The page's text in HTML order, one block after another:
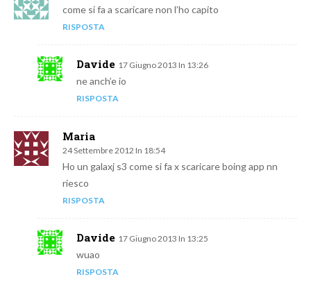
come si fa a scaricare non l’ho capito
RISPOSTA
Davide 17 Giugno 2013 In 13:26
ne anch’e io
RISPOSTA
Maria
24 Settembre 2012 In 18:54
Ho un galaxj s3 come si fa x scaricare boing app nn
riesco
RISPOSTA
Davide 17 Giugno 2013 In 13:25
wuao
RISPOSTA